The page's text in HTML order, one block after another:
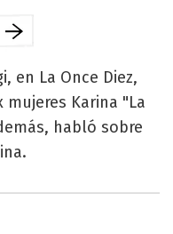
en La Once Diez,
mujeres Karina "La
habló sobre